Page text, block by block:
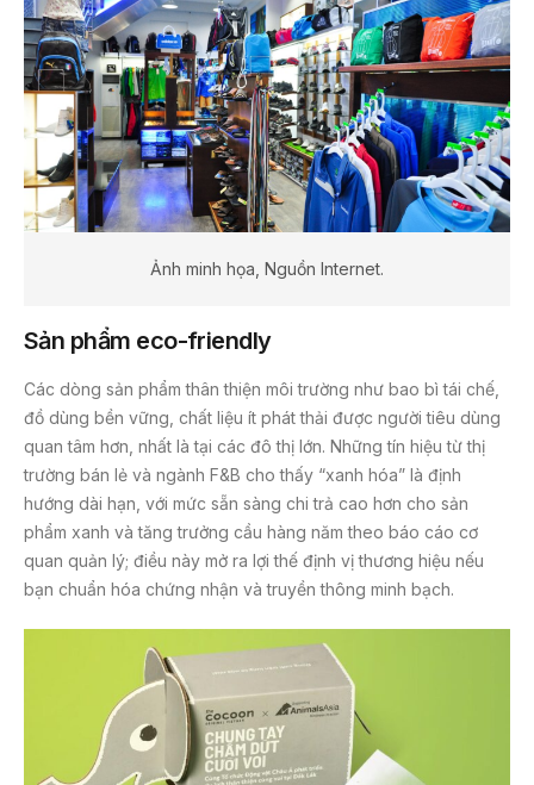
Ảnh minh họa, Nguồn Internet.
Sản phẩm eco-friendly
Các dòng sản phẩm thân thiện môi trường như bao bì tái chế,
đồ dùng bền vững, chất liệu ít phát thải được người tiêu dùng
quan tâm hơn, nhất là tại các đô thị lớn. Những tín hiệu từ thị
trường bán lẻ và ngành F&B cho thấy “xanh hóa” là định
hướng dài hạn, với mức sẵn sàng chi trả cao hơn cho sản
phẩm xanh và tăng trưởng cầu hàng năm theo báo cáo cơ
quan quản lý; điều này mở ra lợi thế định vị thương hiệu nếu
bạn chuẩn hóa chứng nhận và truyền thông minh bạch.